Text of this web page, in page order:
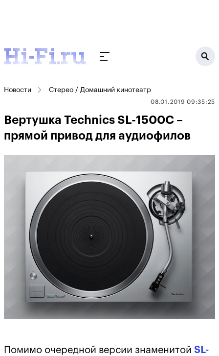
Новости Стерео / Домашний кинотеатр
08.01.2019 09:35:25
Вертушка Technics SL-1500C –
прямой привод для аудиофилов
Помимо очередной версии знаменитой SL-